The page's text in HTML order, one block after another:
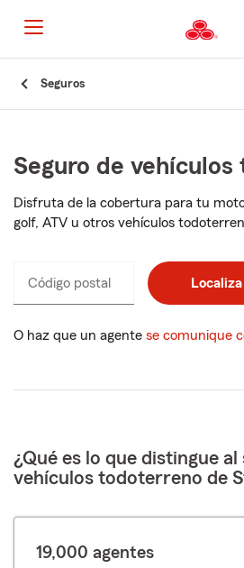
al
Seguros
Seguro de
Disfruta de la cobertura para tu
golf, ATV u otros vehículos
Código postal
Ingresa
postal
_____
O haz que un agente se comunique
¿Qué es lo que distingue al
vehículos todoterreno de
19,000 agentes